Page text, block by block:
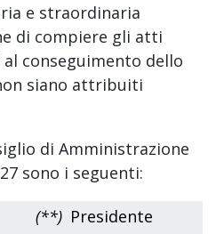
e straordinaria
di compiere gli atti
conseguimento dello
siano attribuiti
di Amministrazione
sono i seguenti:
(**) Presidente